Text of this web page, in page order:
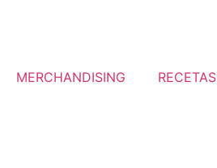
MERCHANDISING RECETAS